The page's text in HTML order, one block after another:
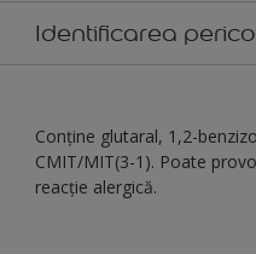
Identificarea
Conține glutaral, 1,2-
CMIT/MIT(3-1). Poate
reacție alergică.